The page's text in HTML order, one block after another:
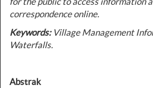
correspondence online.
Keywords:Village Management
Waterfalls.
Abstrak